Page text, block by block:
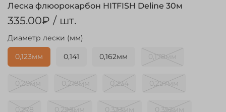
Леска флюорокарбон HITFISH Deline 30м
335.00₽ / шт.
Диаметр лески (мм)
0,123мм 0,141 0,162мм 0,178мм
0,20мм 0,218мм 0,234 0,257мм
0,278 0,298мм 0,333мм 0,352мм